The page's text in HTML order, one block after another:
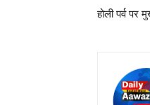
होली पर्व